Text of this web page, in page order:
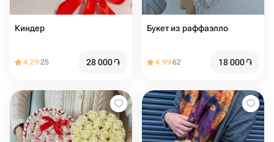
Киндер
4.2925 28 000֏
Букет из раффаэлло
4.9962 18 000֏